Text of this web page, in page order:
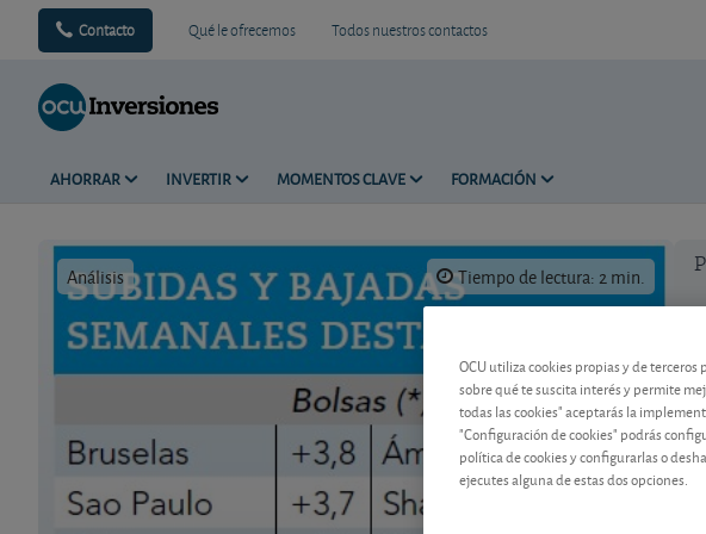
Contacto Qué le ofrecemos Todos nuestros contactos
AHORRAR INVERTIR MOMENTOS CLAVE FORMACIÓN
Análisis Tiempo de lectura: 2 min.
OCU utiliza cookies propias y de
sobre qué te suscita interés y permite
todas las cookies" aceptarás la
"Configuración de cookies" podrás
política de cookies y configurarlas o
ejecutes alguna de estas dos opciones.